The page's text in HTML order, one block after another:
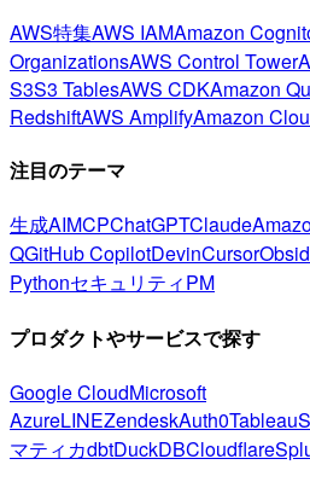
AWS特集AWS IAMAmazon
OrganizationsAWS Control Tower
S3S3 TablesAWS CDKAmazon
RedshiftAWS AmplifyAmazon
注目のテーマ
生成AIMCPChatGPTClaude
QGitHub CopilotDevinCursor
PythonセキュリティPM
プロダクトやサービスで探す
Google CloudMicrosoft
AzureLINEZendeskAuth0Tableau
マティカdbtDuckDBCloudflare